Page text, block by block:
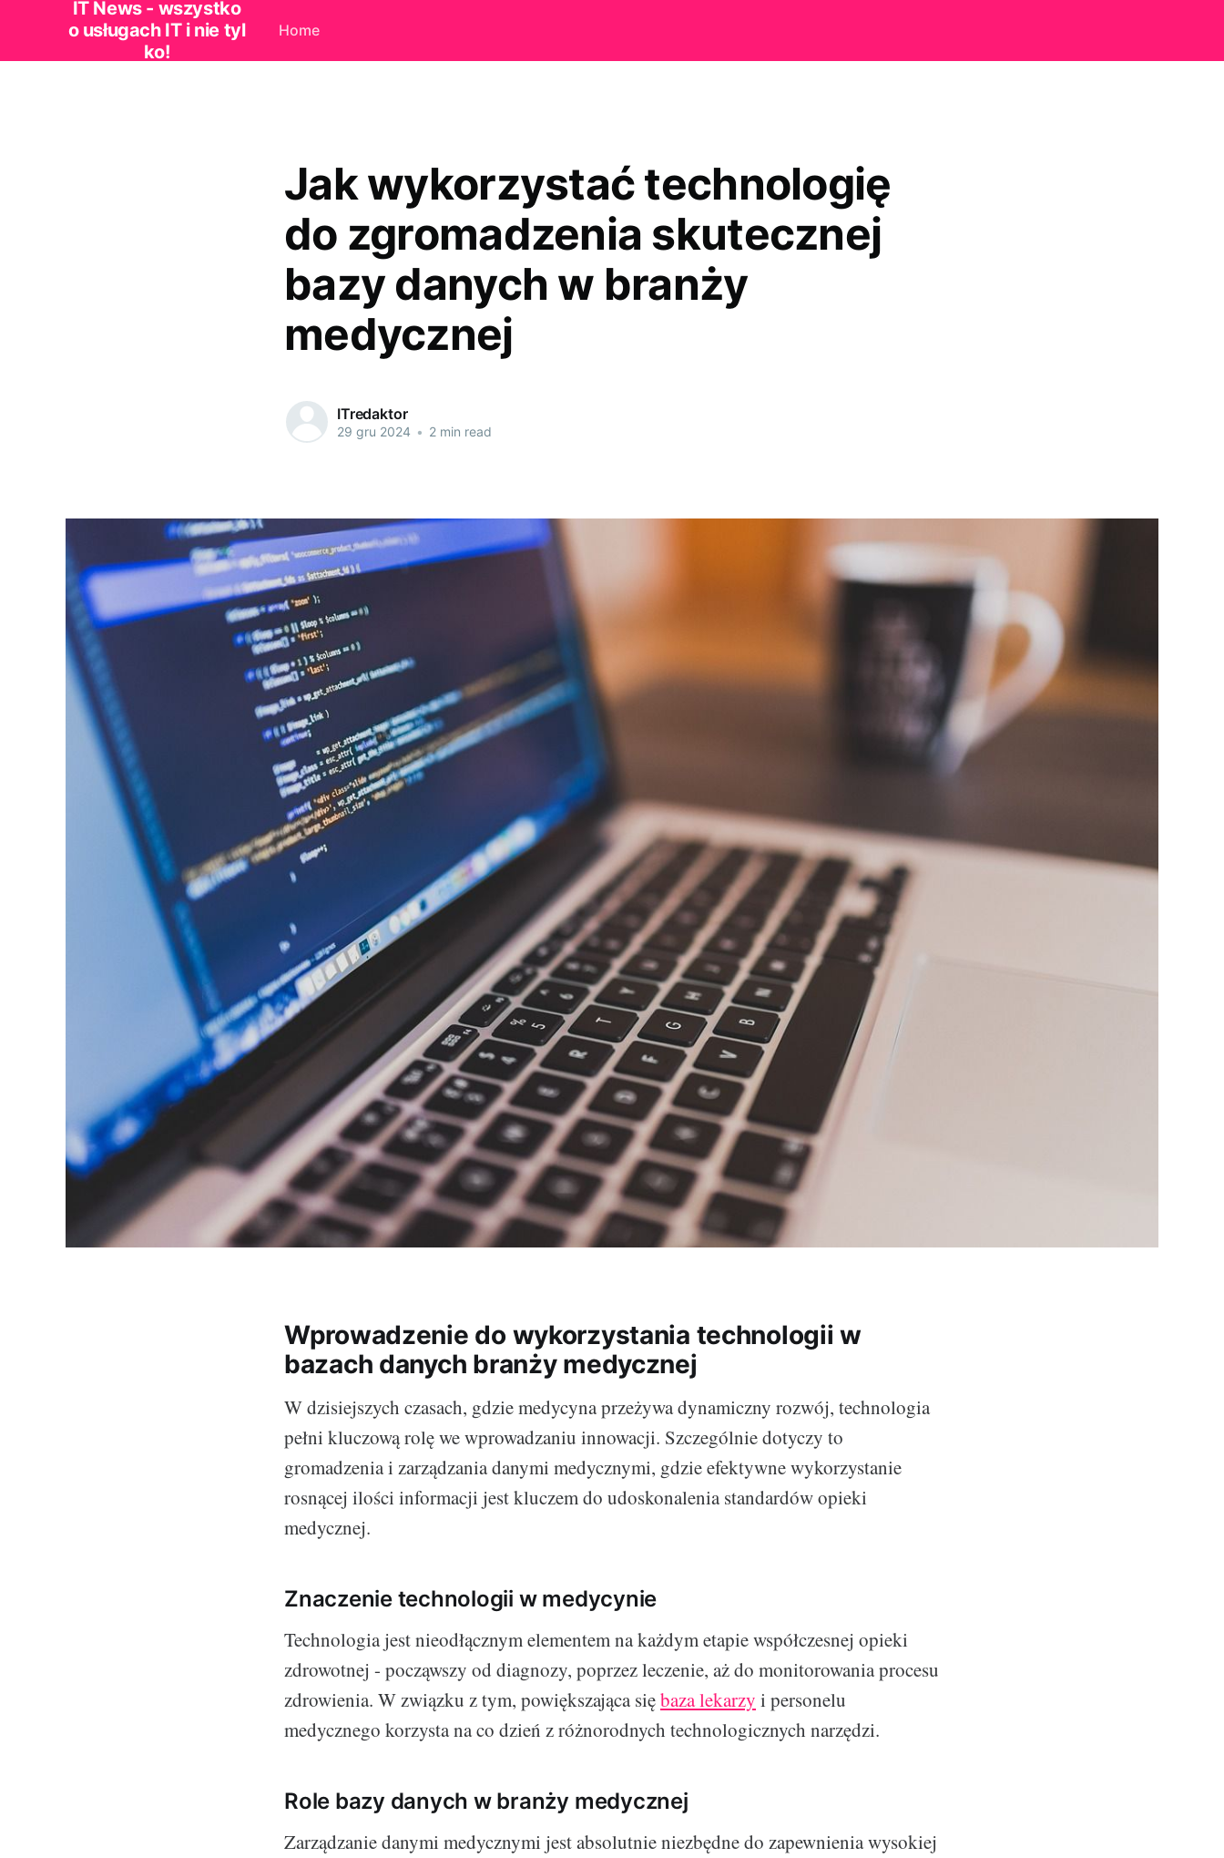
IT News - wszystko
o usługach IT i nie tyl
ko!
Home
Jak wykorzystać technologię
do zgromadzenia skutecznej
bazy danych w branży
medycznej
ITredaktor
29 gru 2024 • 2 min read
Wprowadzenie do wykorzystania technologii w
bazach danych branży medycznej
W dzisiejszych czasach, gdzie medycyna przeżywa dynamiczny rozwój, technologia
pełni kluczową rolę we wprowadzaniu innowacji. Szczególnie dotyczy to
gromadzenia i zarządzania danymi medycznymi, gdzie efektywne wykorzystanie
rosnącej ilości informacji jest kluczem do udoskonalenia standardów opieki
medycznej.
Znaczenie technologii w medycynie
Technologia jest nieodłącznym elementem na każdym etapie współczesnej opieki
zdrowotnej - począwszy od diagnozy, poprzez leczenie, aż do monitorowania procesu
zdrowienia. W związku z tym, powiększająca siębaza lekarzy i personelu
medycznego korzysta na co dzień z różnorodnych technologicznych narzędzi.
Role bazy danych w branży medycznej
Zarządzanie danymi medycznymi jest absolutnie niezbędne do zapewnienia wysokiej